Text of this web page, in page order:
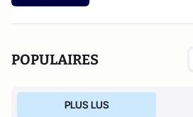
POPULAIRES
PLUS LUS